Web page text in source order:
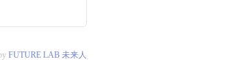
FUTURE LAB 未来人